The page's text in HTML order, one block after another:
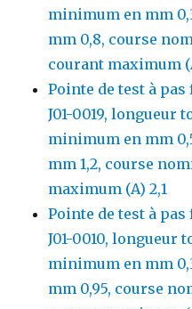
minimum en mm
mm 0,8, course
courant maximum
Pointe de test à pas
J01-0019, longueur
minimum en mm
mm 1,2, course
maximum (A) 2,1
Pointe de test à pas
J01-0010, longueur
minimum en mm
mm 0,95, course